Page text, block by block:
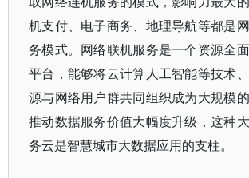
机支付、电子商务、地理导航等都是
务模式。网络联机服务是一个资源全
平台，能够将云计算人工智能等技术
源与网络用户群共同组织成为大规模
推动数据服务价值大幅度升级，这种
务云是智慧城市大数据应用的支柱。